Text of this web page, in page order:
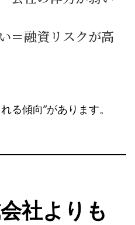
＝融資リスクが高
る傾向”があります。
社よりも